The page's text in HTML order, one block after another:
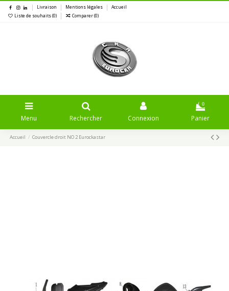
Livraison Mentions légales
Accueil
Liste de souhaits (0) Comparer (0)
Menu Rechercher Connexion
0
Panier
Accueil Couvercle droit NO 2 Eurockastar